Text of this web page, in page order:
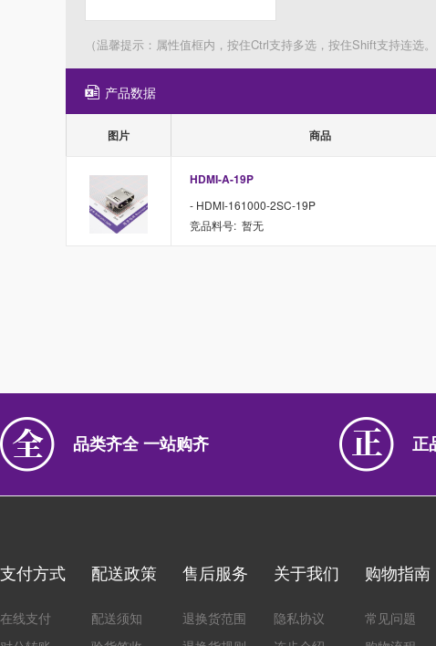
（温馨提示：属性值框内，按住Ctrl支持多选，按住Shift支持连选。
产品数据
图片 商品
HDMI-A-19P
- HDMI-161000-2SC-19P
竞品料号: 暂无
品类齐全 一站购齐 正
支付方式
在线支付
配送政策
配送须知
售后服务
退换货范围
关于我们
隐私协议
购物指南
常见问题